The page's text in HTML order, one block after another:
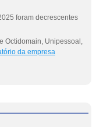
foram decrescentes
Octidomain, Unipessoal,
da empresa